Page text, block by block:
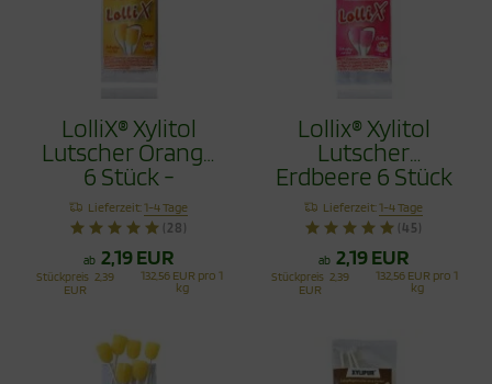
LolliX® Xylitol
Lutscher Orange
6 Stück -
Zahnpflege mit
Stil
Lieferzeit:1-4 Tage
(28)
ab 2,19 EUR
Stückpreis 2,39
EUR
132,56 EUR pro 1
kg
Lollix® Xylitol
Lutscher
Erdbeere 6 Stück
- Zahnpflege mit
Stil
Lieferzeit:1-4 Tage
(45)
ab 2,19 EUR
Stückpreis 2,39
EUR
132,56 EUR pro 1
kg